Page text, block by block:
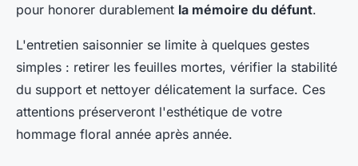
pour honorer durablement la mémoire du défunt.
L'entretien saisonnier se limite à quelques gestes
simples : retirer les feuilles mortes, vérifier la stabilité
du support et nettoyer délicatement la surface. Ces
attentions préserveront l'esthétique de votre
hommage floral année après année.